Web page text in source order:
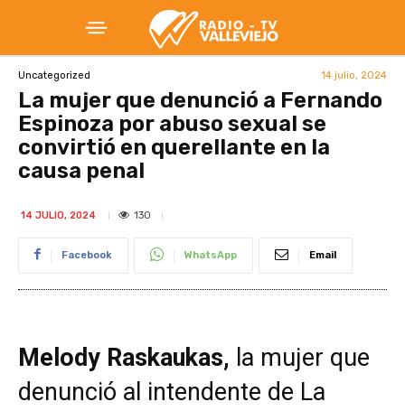
Uncategorized 14 julio, 2024
La mujer que denunció a Fernando
Espinoza por abuso sexual se
convirtió en querellante en la
causa penal
14 JULIO, 2024 130
Facebook WhatsApp Email
Melody Raskaukas, la mujer que
denunció al intendente de La